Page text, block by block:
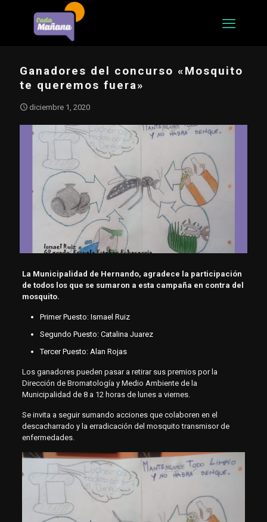
Ganadores del concurso «Mosquito
te queremos fuera»
diciembre 1, 2020
La Municipalidad de Hernando, agradece la participación
de todos los que se sumaron a esta campaña en contra del
mosquito.
Primer Puesto: Ismael Ruiz
Segundo Puesto: Catalina Juarez
Tercer Puesto: Alan Rojas
Los ganadores pueden pasar a retirar sus premios por la
Dirección de Bromatología y Medio Ambiente de la
Municipalidad de 8 a 12 horas de lunes a viernes.
Se invita a seguir sumando acciones que colaboren en el
descacharrado y la erradicación del mosquito transmisor de
enfermedades.